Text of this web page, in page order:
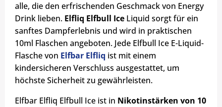
alle, die den erfrischenden Geschmack von Energy
Drink lieben. Elfliq Elfbull Ice Liquid sorgt für ein
sanftes Dampferlebnis und wird in praktischen
10ml Flaschen angeboten. Jede Elfbull Ice E-Liquid-
Flasche von Elfbar Elfliq ist mit einem
kindersicheren Verschluss ausgestattet, um
höchste Sicherheit zu gewährleisten.
Elfbar Elfliq Elfbull Ice ist in Nikotinstärken von 10